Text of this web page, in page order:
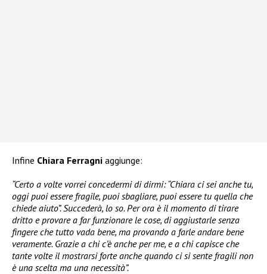
Infine Chiara Ferragni aggiunge:
“Certo a volte vorrei concedermi di dirmi: “Chiara ci sei anche tu,
oggi puoi essere fragile, puoi sbagliare, puoi essere tu quella che
chiede aiuto”. Succederà, lo so. Per ora è il momento di tirare
dritto e provare a far funzionare le cose, di aggiustarle senza
fingere che tutto vada bene, ma provando a farle andare bene
veramente. Grazie a chi c’è anche per me, e a chi capisce che
tante volte il mostrarsi forte anche quando ci si sente fragili non
è una scelta ma una necessità”.